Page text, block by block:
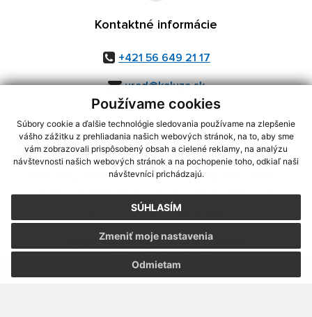
Používame cookies
Súbory cookie a ďalšie technológie sledovania používame na zlepšenie
vášho zážitku z prehliadania našich webových stránok, na to, aby sme
vám zobrazovali prispôsobený obsah a cielené reklamy, na analýzu
návštevnosti našich webových stránok a na pochopenie toho, odkiaľ naši
návštevníci prichádzajú.
SÚHLASÍM
Odmietam
Zmeniť moje nastavenia
Kontaktné informácie
+421 56 649 21 17
urad@kaluza.sk
využite možnosť získavania aktuálnych informácií s využitím RSS
CMS systém (redakčný) systém ECHELON 2,Mapa stránok,web portál
webex.digital, s.r.o.,domény,registrácia domény
Posledná aktualizácia:05.08.2026
Vytlačiť stránku|Vyhlásenie o prístupnosti